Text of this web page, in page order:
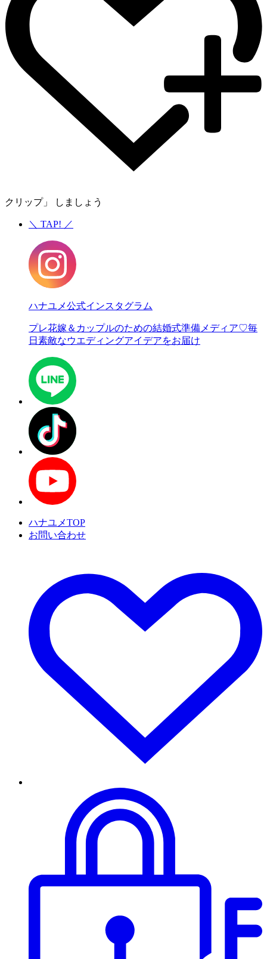
クリップ」 しましょう
＼ TAP! ／
ハナユメ公式インスタグラム
プレ花嫁＆カップルのための結婚式準備メディア♡毎
日素敵なウエディングアイデアをお届け
ハナユメTOP
お問い合わせ